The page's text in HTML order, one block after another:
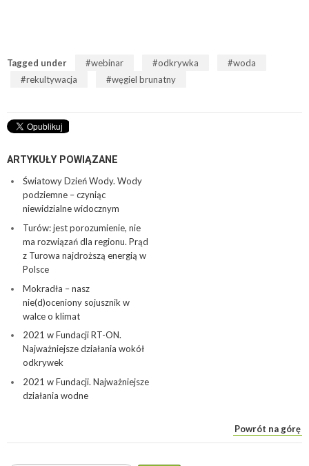
Tagged under webinar odkrywka
woda
rekultywacja
węgiel brunatny
ARTYKUŁY POWIĄZANE
Światowy Dzień Wody. Wody
podziemne – czyniąc
niewidzialne widocznym
Turów: jest porozumienie, nie
ma rozwiązań dla regionu. Prąd
z Turowa najdroższą energią w
Polsce
Mokradła – nasz
nie(d)oceniony sojusznik w
walce o klimat
2021 w Fundacji RT-ON.
Najważniejsze działania wokół
odkrywek
2021 w Fundacji. Najważniejsze
działania wodne
Powrót na górę